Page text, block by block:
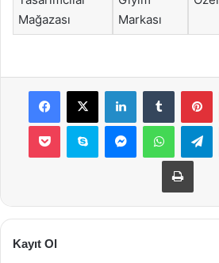
Mağazası
Markası
Facebook
X LinkedInTumblr
Pocket Skype Messenger
Kayıt Ol